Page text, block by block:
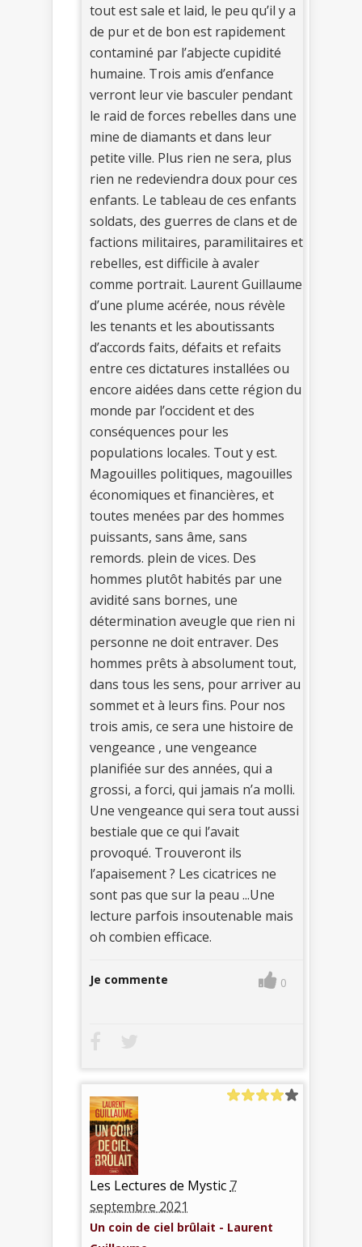
tout est sale et laid, le peu qu’il y a
de pur et de bon est rapidement
contaminé par l’abjecte cupidité
humaine. Trois amis d’enfance
verront leur vie basculer pendant
le raid de forces rebelles dans une
mine de diamants et dans leur
petite ville. Plus rien ne sera, plus
rien ne redeviendra doux pour ces
enfants. Le tableau de ces enfants
soldats, des guerres de clans et de
factions militaires, paramilitaires et
rebelles, est difficile à avaler
comme portrait. Laurent Guillaume
d’une plume acérée, nous révèle
les tenants et les aboutissants
d’accords faits, défaits et refaits
entre ces dictatures installées ou
encore aidées dans cette région du
monde par l’occident et des
conséquences pour les
populations locales. Tout y est.
Magouilles politiques, magouilles
économiques et financières, et
toutes menées par des hommes
puissants, sans âme, sans
remords. plein de vices. Des
hommes plutôt habités par une
avidité sans bornes, une
détermination aveugle que rien ni
personne ne doit entraver. Des
hommes prêts à absolument tout,
dans tous les sens, pour arriver au
sommet et à leurs fins. Pour nos
trois amis, ce sera une histoire de
vengeance , une vengeance
planifiée sur des années, qui a
grossi, a forci, qui jamais n’a molli.
Une vengeance qui sera tout aussi
bestiale que ce qui l’avait
provoqué. Trouveront ils
l’apaisement ? Les cicatrices ne
sont pas que sur la peau ...Une
lecture parfois insoutenable mais
oh combien efficace.
Je commente 0
Les Lectures de Mystic 7
septembre 2021
Un coin de ciel brûlait - Laurent